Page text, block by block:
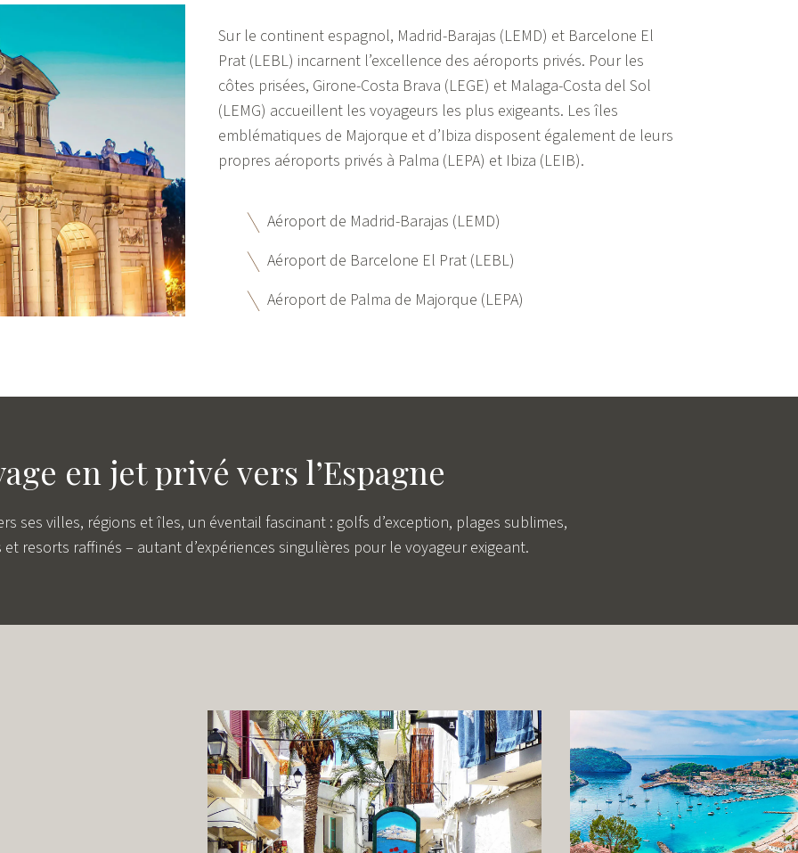
Sur le continent espagnol, Madrid-Barajas (LEMD) et Barcelone El
Prat (LEBL) incarnent l’excellence des aéroports privés. Pour les
côtes prisées, Girone-Costa Brava (LEGE) et Malaga-Costa del Sol
(LEMG) accueillent les voyageurs les plus exigeants. Les îles
emblématiques de Majorque et d’Ibiza disposent également de leurs
propres aéroports privés à Palma (LEPA) et Ibiza (LEIB).
Aéroport de Madrid-Barajas (LEMD)
Aéroport de Barcelone El Prat (LEBL)
Aéroport de Palma de Majorque (LEPA)
en jet privé vers l’Espagne
ses villes, régions et îles, un éventail fascinant : golfs d’exception, plages sublimes,
resorts raffinés – autant d’expériences singulières pour le voyageur exigeant.